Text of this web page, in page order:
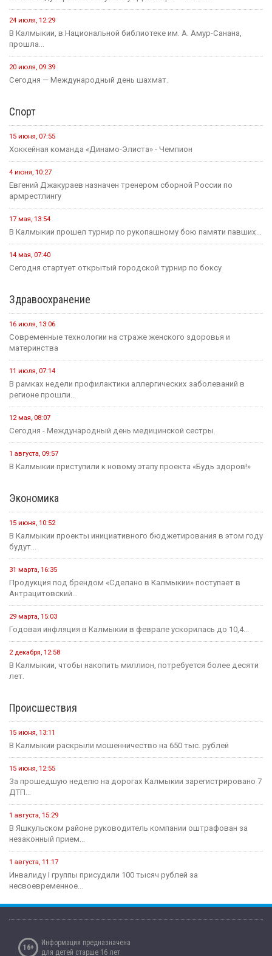
24 июля, 12:29
В Калмыкии, в Национальной библиотеке им. А. Амур-Санана,
прошла...
20 июля, 09:39
Сегодня — Международный день шахмат.
Спорт
15 июня, 07:55
Хоккейная команда «Динамо-Элиста» - Чемпион
4 июня, 10:27
Евгений Джакураев назначен тренером сборной России по
армрестлингу
17 мая, 13:54
В Калмыкии прошел турнир по рукопашному бою памяти павших...
14 мая, 07:40
Сегодня стартует открытый городской турнир по боксу
Здравоохранение
16 июля, 13:06
Современные технологии на страже женского здоровья и
материнства
11 июля, 07:14
В рамках недели профилактики аллергических заболеваний в
регионе прошли...
12 мая, 08:07
Сегодня - Международный день медицинской сестры.
1 августа, 09:57
В Калмыкии приступили к новому этапу проекта «Будь здоров!»
Экономика
15 июня, 10:52
В Калмыкии проекты инициативного бюджетирования в этом году
будут...
31 марта, 16:35
Продукция под брендом «Сделано в Калмыкии» поступает в
Антрацитовский...
29 марта, 15:03
Годовая инфляция в Калмыкии в феврале ускорилась до 10,4...
2 декабря, 12:58
В Калмыкии, чтобы накопить миллион, потребуется более десяти
лет.
Происшествия
15 июня, 13:11
В Калмыкии раскрыли мошенничество на 650 тыс. рублей
15 июня, 12:55
За прошедшую неделю на дорогах Калмыкии зарегистрировано 7
ДТП...
1 августа, 15:29
В Яшкульском районе руководитель компании оштрафован за
незаконный прием...
1 августа, 11:17
Инвалиду I группы присудили 100 тысяч рублей за
несвоевременное...
16+
Информация предназначена
для детей старше 16 лет